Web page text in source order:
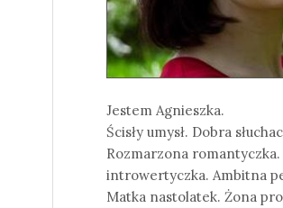
Jestem Agnieszka.
Ścisły umysł. Dobra
Rozmarzona
introwertyczka. Ambitna
Matka nastolatek. Żona